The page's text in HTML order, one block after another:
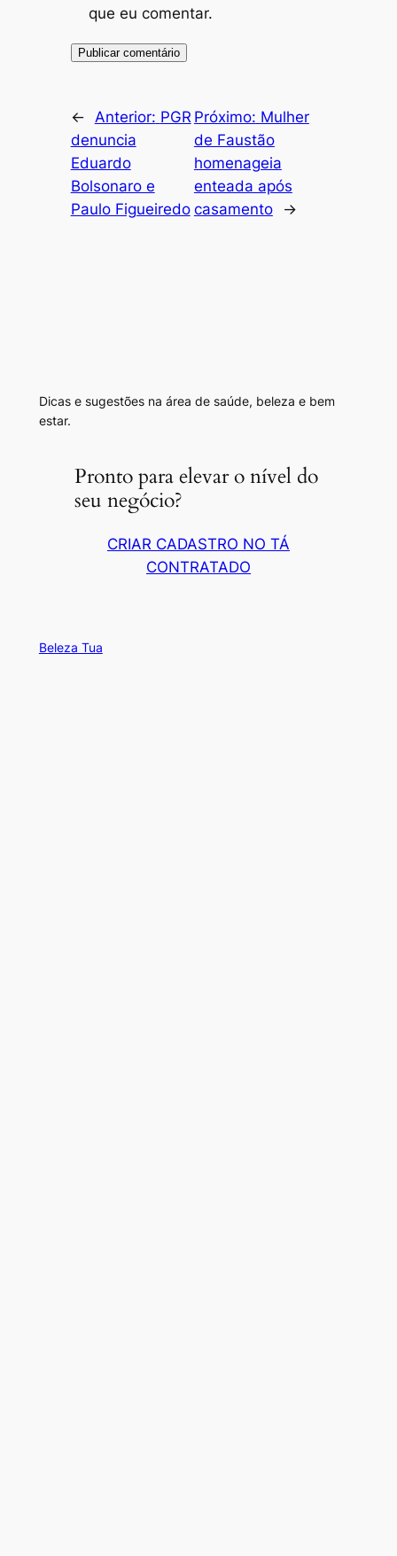
que eu comentar.
← Anterior: PGR
denuncia
Eduardo
Bolsonaro e
Paulo Figueiredo
Próximo: Mulher
de Faustão
homenageia
enteada após
casamento
→
Dicas e sugestões na área de saúde, beleza e bem
estar.
Pronto para elevar o nível do
seu negócio?
CRIAR CADASTRO NO TÁ
CONTRATADO
Beleza Tua